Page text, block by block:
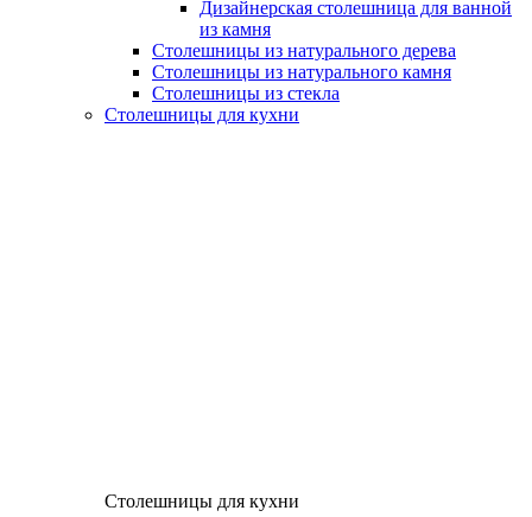
Дизайнерская столешница для ванной
из камня
Столешницы из натурального дерева
Столешницы из натурального камня
Столешницы из стекла
Столешницы для кухни
Столешницы для кухни